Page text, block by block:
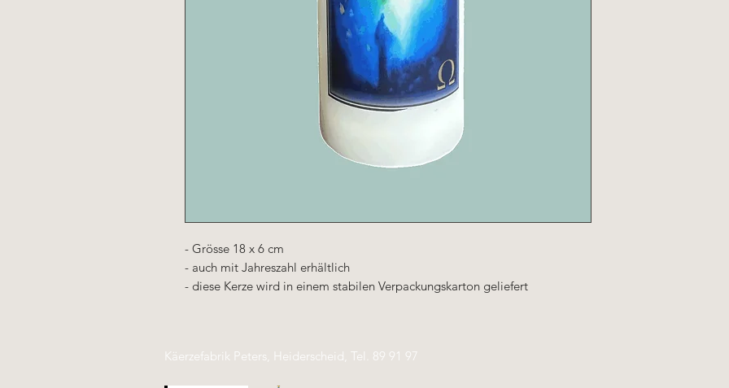
- Grösse 18 x 6 cm
- auch mit Jahreszahl erhältlich
- diese Kerze wird in einem stabilen Verpackungskarton geliefert
Käerzefabrik Peters, Heiderscheid, Tel. 89 91 97